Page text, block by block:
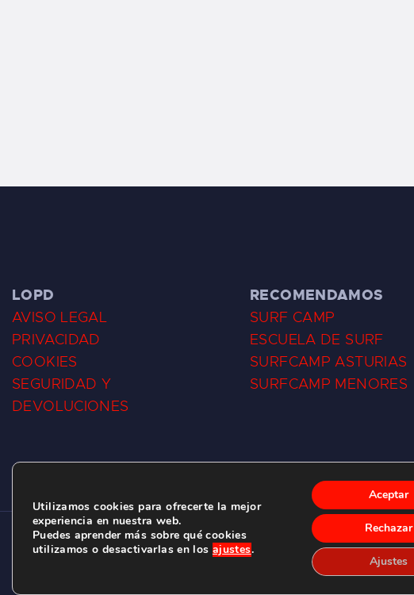
LOPD
AVISO LEGAL
PRIVACIDAD
COOKIES
SEGURIDAD Y
DEVOLUCIONES
RECOMENDAMOS
SURF CAMP
ESCUELA DE SURF
SURFCAMP ASTURIAS
SURFCAMP MENORES
CLUB DE SURF LAS DUNAS ©2026.
C/ BERNARDO ÁLVAREZ GALAN 1, SALINAS (ASTURIAS)
Utilizamos cookies para ofrecerte la mejor
experiencia en nuestra web.
Puedes aprender más sobre qué cookies
utilizamos o desactivarlas en los ajustes.
Aceptar
Rechazar
Ajustes